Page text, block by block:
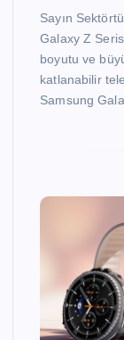
Sayın
Galaxy Z
boyutu ve
katlanabilir
Samsung